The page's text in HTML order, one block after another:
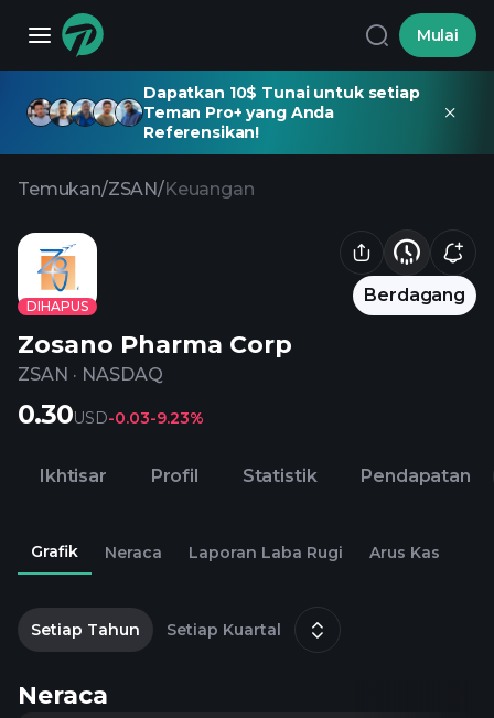
Mulai
Dapatkan 10$ Tunai untuk setiap
Teman Pro+ yang Anda
Referensikan!
Temukan/ZSAN/Keuangan
DIHAPUS
Berdagang
Zosano Pharma Corp
ZSAN · NASDAQ
0.30USD-0.03-9.23%
Ikhtisar Profil Statistik Pendapatan
Grafik Neraca Laporan Laba Rugi Arus Kas
Setiap Tahun Setiap Kuartal
Neraca